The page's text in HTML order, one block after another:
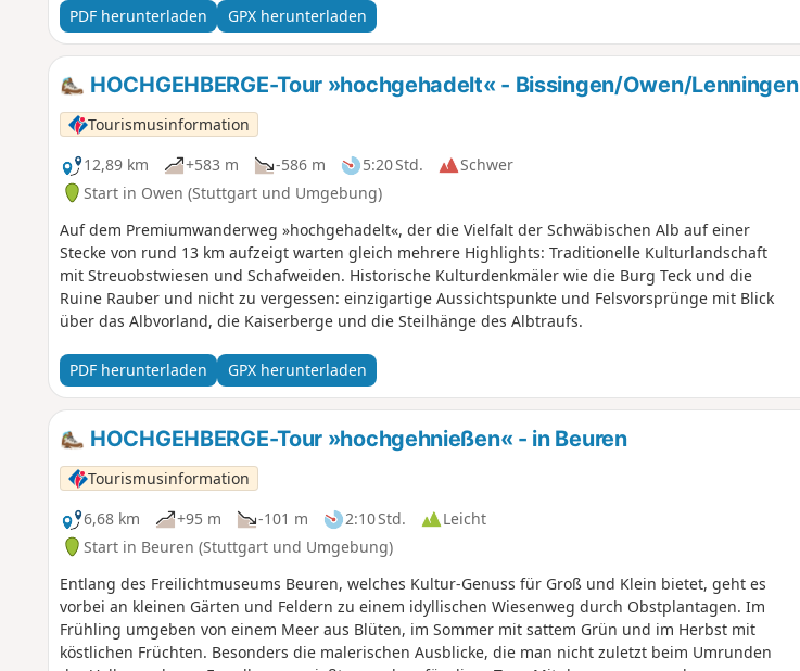
PDF herunterladen GPX herunterladen
HOCHGEHBERGE-Tour »hochgehadelt« - Bissingen/Owen/Lenningen
Tourismusinformation
12,89 km
+583 m -586 m 5:20 Std.
Schwer
Start in Owen (Stuttgart und Umgebung)
Auf dem Premiumwanderweg »hochgehadelt«, der die Vielfalt der Schwäbischen Alb auf einer
Stecke von rund 13 km aufzeigt warten gleich mehrere Highlights: Traditionelle Kulturlandschaft
mit Streuobstwiesen und Schafweiden. Historische Kulturdenkmäler wie die Burg Teck und die
Ruine Rauber und nicht zu vergessen: einzigartige Aussichtspunkte und Felsvorsprünge mit Blick
über das Albvorland, die Kaiserberge und die Steilhänge des Albtraufs.
PDF herunterladen GPX herunterladen
HOCHGEHBERGE-Tour »hochgehnießen« - in Beuren
Tourismusinformation
6,68 km
+95 m -101 m 2:10 Std.
Leicht
Start in Beuren (Stuttgart und Umgebung)
Entlang des Freilichtmuseums Beuren, welches Kultur-Genuss für Groß und Klein bietet, geht es
vorbei an kleinen Gärten und Feldern zu einem idyllischen Wiesenweg durch Obstplantagen. Im
Frühling umgeben von einem Meer aus Blüten, im Sommer mit sattem Grün und im Herbst mit
köstlichen Früchten. Besonders die malerischen Ausblicke, die man nicht zuletzt beim Umrunden